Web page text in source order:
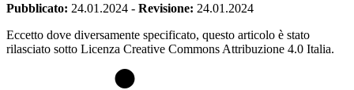
Pubblicato: 24.01.2024 - Revisione: 24.01.2024
Eccetto dove diversamente specificato, questo articolo è stato
rilasciato sotto Licenza Creative Commons Attribuzione 4.0 Italia.